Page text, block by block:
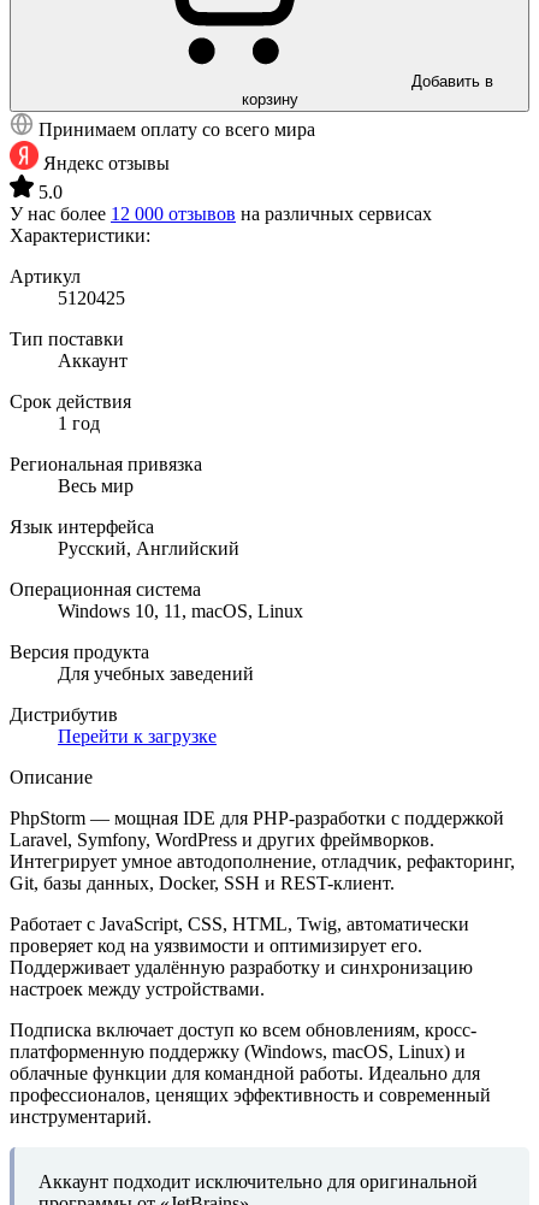
Добавить в
корзину
Принимаем оплату со всего мира
Яндекс отзывы
5.0
У нас более 12 000 отзывов на различных сервисах
Характеристики:
Артикул
5120425
Тип поставки
Аккаунт
Срок действия
1 год
Региональная привязка
Весь мир
Язык интерфейса
Русский, Английский
Операционная система
Windows 10, 11, macOS, Linux
Версия продукта
Для учебных заведений
Дистрибутив
Перейти к загрузке
Описание
PhpStorm — мощная IDE для PHP-разработки с поддержкой
Laravel, Symfony, WordPress и других фреймворков.
Интегрирует умное автодополнение, отладчик, рефакторинг,
Git, базы данных, Docker, SSH и REST-клиент.
Работает с JavaScript, CSS, HTML, Twig, автоматически
проверяет код на уязвимости и оптимизирует его.
Поддерживает удалённую разработку и синхронизацию
настроек между устройствами.
Подписка включает доступ ко всем обновлениям, кросс-
платформенную поддержку (Windows, macOS, Linux) и
облачные функции для командной работы. Идеально для
профессионалов, ценящих эффективность и современный
инструментарий.
Аккаунт подходит исключительно для оригинальной